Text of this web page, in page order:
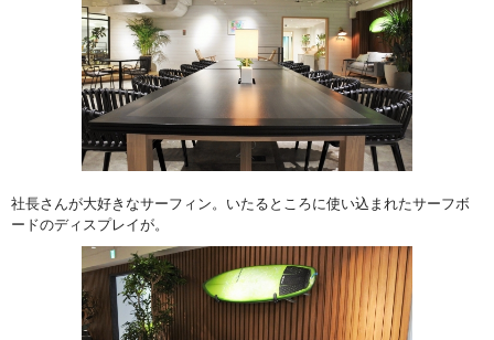
社長さんが大好きなサーフィン。いたるところに使い込まれたサーフボ
ードのディスプレイが。